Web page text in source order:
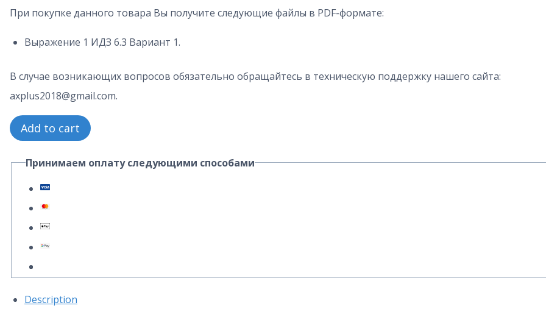
При покупке данного товара Вы получите следующие файлы в PDF-формате:
Выражение 1 ИДЗ 6.3 Вариант 1.
В случае возникающих вопросов обязательно обращайтесь в техническую поддержку нашего сайта:
axplus2018@gmail.com.
1
Часть
1
Вариант
А.
П.
Add to cart
Принимаем оплату следующими способами
Description